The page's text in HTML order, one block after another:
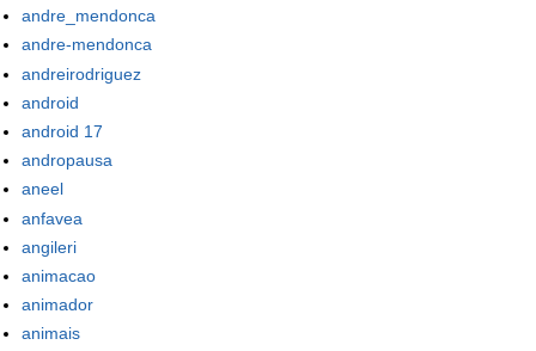
andre_mendonca
andre-mendonca
andreirodriguez
android
android 17
andropausa
aneel
anfavea
angileri
animacao
animador
animais